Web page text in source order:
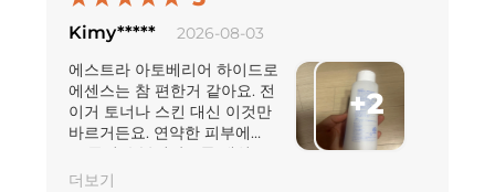
Kimy*****
2026-08-03
에스트라 아토베리어 하이드로
에센스는 참 편한거 같아요. 전
이거 토너나 스킨 대신 이것만
바르거든요. 연약한 피부에
30종의 수분영양소를 채워
장벽성 수분충전 해주는
+2
더보기